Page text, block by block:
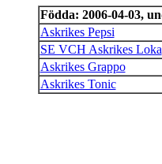
Födda: 2006-04-03,
Askrikes Pepsi
SE VCH Askrikes Loka
Askrikes Grappo
Askrikes Tonic